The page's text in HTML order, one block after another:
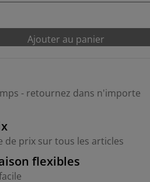
Ajouter au panier
- retournez dans n'importe
de prix sur tous les articles
flexibles